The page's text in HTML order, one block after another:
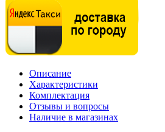
Описание
Характеристики
Комплектация
Отзывы и вопросы
Наличие в магазинах